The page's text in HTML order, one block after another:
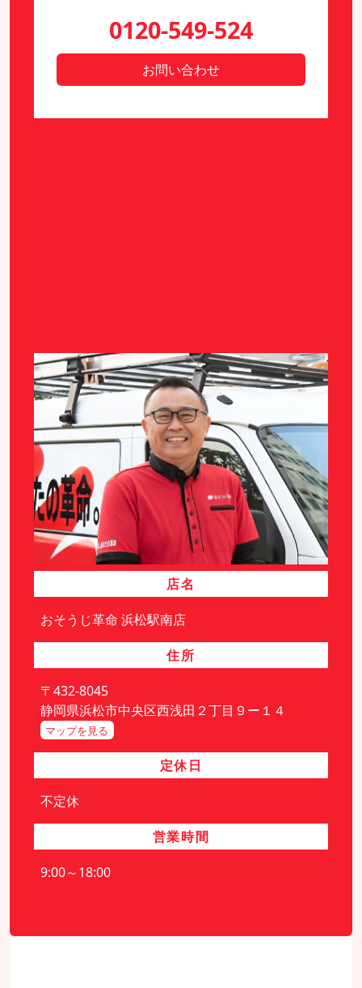
0120-549-524
お問い合わせ
店名
おそうじ革命 浜松駅南店
住所
〒432-8045
静岡県浜松市中央区西浅田２丁目９ー１４
マップを見る
定休日
不定休
営業時間
9:00～18:00